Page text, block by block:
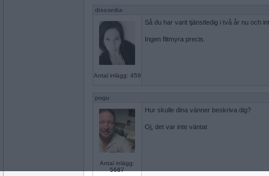
discordia
Antal inlägg: 459
Så du har varit tjänstledig i två år nu och
Ingen flitmyra precis.
pogu
Antal inlägg:
5687
Hur skulle dina vänner beskriva dig?
Oj, det var inte väntat